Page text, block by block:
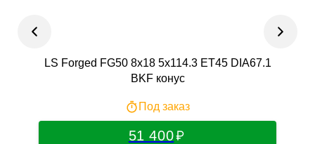
LS Forged FG50 8x18 5x114.3 ET45 DIA67.1
BKF конус
Под заказ
51 400